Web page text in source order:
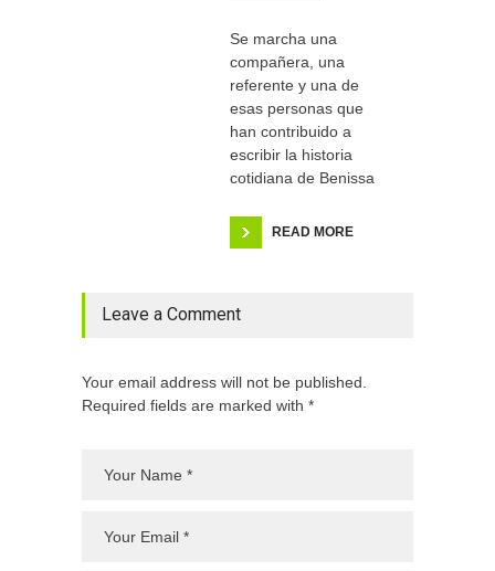
Se marcha una
compañera, una
referente y una de
esas personas que
han contribuido a
escribir la historia
cotidiana de Benissa
READ MORE
Leave a Comment
Your email address will not be published.
Required fields are marked with *